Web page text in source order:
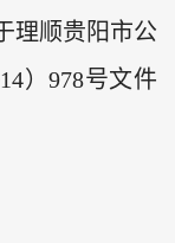
理顺贵阳市公
）978号文件